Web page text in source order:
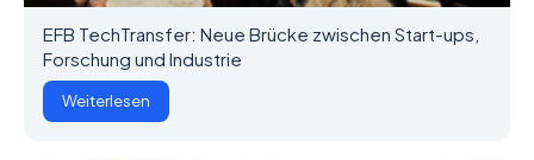
EFB TechTransfer: Neue Brücke zwischen Start-ups,
Forschung und Industrie
Weiterlesen